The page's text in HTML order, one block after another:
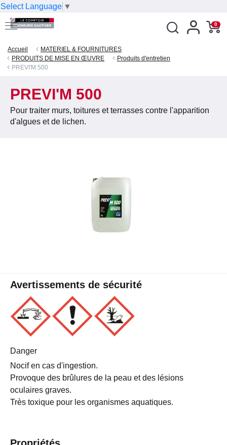
Select Language ▼
0
Accueil
MATERIEL & FOURNITURES
PRODUITS DE MISE EN ŒUVRE
Produits d'entretien
PREVI'M 500
PREVI'M 500
Pour traiter murs, toitures et terrasses contre l'apparition
d'algues et de lichen.
Avertissements de sécurité
Danger
Nocif en cas d'ingestion.
Provoque des brûlures de la peau et des lésions
oculaires graves.
Très toxique pour les organismes aquatiques.